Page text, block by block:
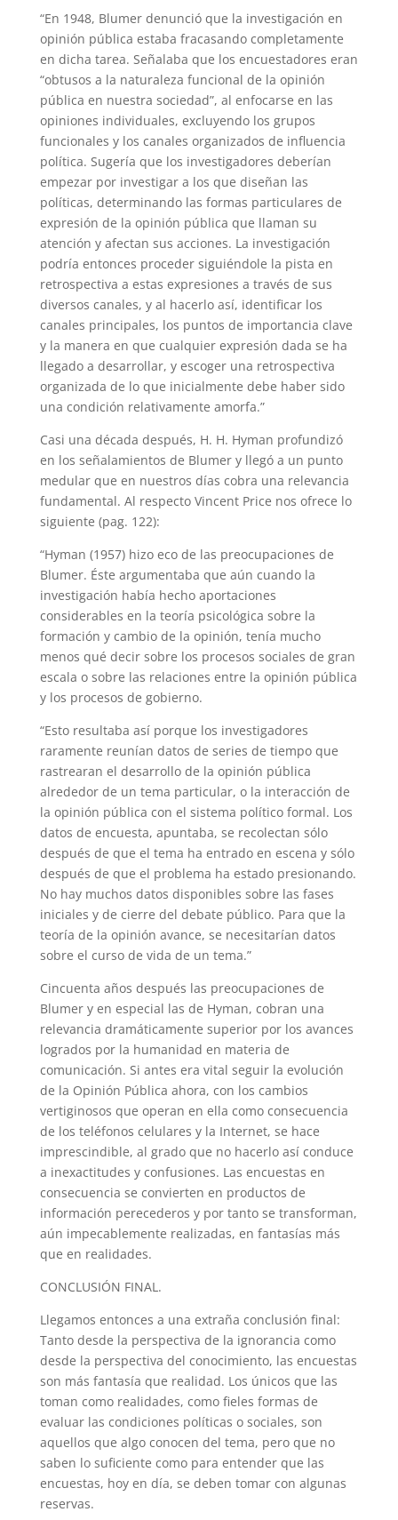
“En 1948, Blumer denunció que la investigación en
opinión pública estaba fracasando completamente
en dicha tarea. Señalaba que los encuestadores eran
“obtusos a la naturaleza funcional de la opinión
pública en nuestra sociedad”, al enfocarse en las
opiniones individuales, excluyendo los grupos
funcionales y los canales organizados de influencia
política. Sugería que los investigadores deberían
empezar por investigar a los que diseñan las
políticas, determinando las formas particulares de
expresión de la opinión pública que llaman su
atención y afectan sus acciones. La investigación
podría entonces proceder siguiéndole la pista en
retrospectiva a estas expresiones a través de sus
diversos canales, y al hacerlo así, identificar los
canales principales, los puntos de importancia clave
y la manera en que cualquier expresión dada se ha
llegado a desarrollar, y escoger una retrospectiva
organizada de lo que inicialmente debe haber sido
una condición relativamente amorfa.”
Casi una década después, H. H. Hyman profundizó
en los señalamientos de Blumer y llegó a un punto
medular que en nuestros días cobra una relevancia
fundamental. Al respecto Vincent Price nos ofrece lo
siguiente (pag. 122):
“Hyman (1957) hizo eco de las preocupaciones de
Blumer. Éste argumentaba que aún cuando la
investigación había hecho aportaciones
considerables en la teoría psicológica sobre la
formación y cambio de la opinión, tenía mucho
menos qué decir sobre los procesos sociales de gran
escala o sobre las relaciones entre la opinión pública
y los procesos de gobierno.
“Esto resultaba así porque los investigadores
raramente reunían datos de series de tiempo que
rastrearan el desarrollo de la opinión pública
alrededor de un tema particular, o la interacción de
la opinión pública con el sistema político formal. Los
datos de encuesta, apuntaba, se recolectan sólo
después de que el tema ha entrado en escena y sólo
después de que el problema ha estado presionando.
No hay muchos datos disponibles sobre las fases
iniciales y de cierre del debate público. Para que la
teoría de la opinión avance, se necesitarían datos
sobre el curso de vida de un tema.”
Cincuenta años después las preocupaciones de
Blumer y en especial las de Hyman, cobran una
relevancia dramáticamente superior por los avances
logrados por la humanidad en materia de
comunicación. Si antes era vital seguir la evolución
de la Opinión Pública ahora, con los cambios
vertiginosos que operan en ella como consecuencia
de los teléfonos celulares y la Internet, se hace
imprescindible, al grado que no hacerlo así conduce
a inexactitudes y confusiones. Las encuestas en
consecuencia se convierten en productos de
información perecederos y por tanto se transforman,
aún impecablemente realizadas, en fantasías más
que en realidades.
CONCLUSIÓN FINAL.
Llegamos entonces a una extraña conclusión final:
Tanto desde la perspectiva de la ignorancia como
desde la perspectiva del conocimiento, las encuestas
son más fantasía que realidad. Los únicos que las
toman como realidades, como fieles formas de
evaluar las condiciones políticas o sociales, son
aquellos que algo conocen del tema, pero que no
saben lo suficiente como para entender que las
encuestas, hoy en día, se deben tomar con algunas
reservas.